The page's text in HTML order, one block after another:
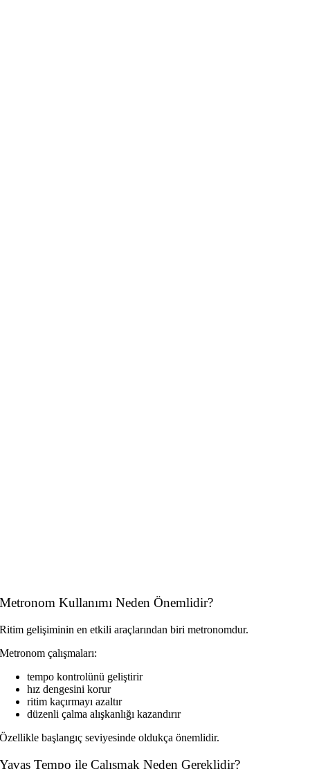
Metronom Kullanımı Neden Önemlidir?
Ritim gelişiminin en etkili araçlarından biri metronomdur.
Metronom çalışmaları:
tempo kontrolünü geliştirir
hız dengesini korur
ritim kaçırmayı azaltır
düzenli çalma alışkanlığı kazandırır
Özellikle başlangıç seviyesinde oldukça önemlidir.
Yavaş Tempo ile Çalışmak Neden Gereklidir?